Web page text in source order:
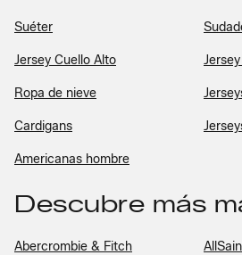
Suéter
Jersey Cuello Alto
Ropa de nieve
Cardigans
Americanas hombre
Descubre más
Abercrombie & Fitch